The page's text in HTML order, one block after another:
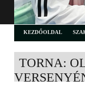
KEZDŐOLDAL
TORNA: